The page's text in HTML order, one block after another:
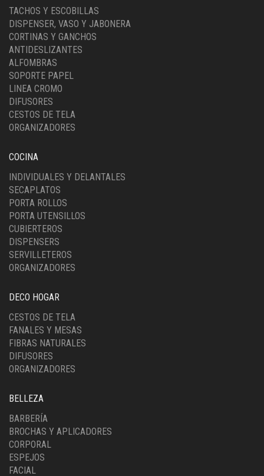
TACHOS Y ESCOBILLAS
DISPENSER, VASO Y JABONERA
CORTINAS Y GANCHOS
ANTIDESLIZANTES
ALFOMBRAS
SOPORTE PAPEL
LINEA CROMO
DIFUSORES
CESTOS DE TELA
ORGANIZADORES
COCINA
INDIVIDUALES Y DELANTALES
SECAPLATOS
PORTA ROLLOS
PORTA UTENSILLOS
CUBIERTEROS
DISPENSERS
SERVILLETEROS
ORGANIZADORES
DECO HOGAR
CESTOS DE TELA
FANALES Y MESAS
FIBRAS NATURALES
DIFUSORES
ORGANIZADORES
BELLEZA
BARBERÍA
BROCHAS Y APLICADORES
CORPORAL
ESPEJOS
FACIAL